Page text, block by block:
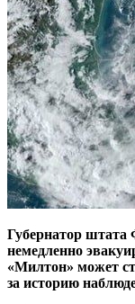
Губернатор штата
немедленно
«Милтон» может
за историю